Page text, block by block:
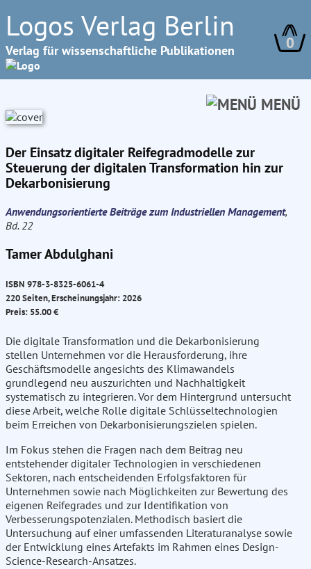
Logos Verlag Berlin
Verlag für wissenschaftliche Publikationen 0
MENÜ
Der Einsatz digitaler Reifegradmodelle zur
Steuerung der digitalen Transformation hin zur
Dekarbonisierung
Anwendungsorientierte Beiträge zum Industriellen Management,
Bd. 22
Tamer Abdulghani
ISBN 978-3-8325-6061-4
220 Seiten, Erscheinungsjahr: 2026
Preis: 55.00 €
Die digitale Transformation und die Dekarbonisierung
stellen Unternehmen vor die Herausforderung, ihre
Geschäftsmodelle angesichts des Klimawandels
grundlegend neu auszurichten und Nachhaltigkeit
systematisch zu integrieren. Vor dem Hintergrund untersucht
diese Arbeit, welche Rolle digitale Schlüsseltechnologien
beim Erreichen von Dekarbonisierungszielen spielen.
Im Fokus stehen die Fragen nach dem Beitrag neu
entstehender digitaler Technologien in verschiedenen
Sektoren, nach entscheidenden Erfolgsfaktoren für
Unternehmen sowie nach Möglichkeiten zur Bewertung des
eigenen Reifegrades und zur Identifikation von
Verbesserungspotenzialen. Methodisch basiert die
Untersuchung auf einer umfassenden Literaturanalyse sowie
der Entwicklung eines Artefakts im Rahmen eines Design-
Science-Research-Ansatzes.